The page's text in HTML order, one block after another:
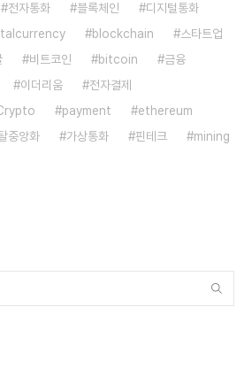
전자통화 블록체인
디지털통화
blockchain
스타트업
비트코인 bitcoin
금융
이더리움
전자결제
payment
ethereum
중앙화 가상통화 핀테크
mining